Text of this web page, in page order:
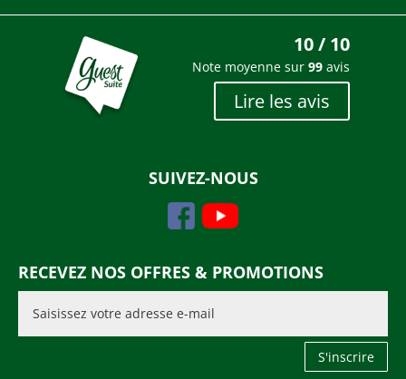
10 / 10
Note moyenne sur 99 avis
Lire les avis
SUIVEZ-NOUS
RECEVEZ NOS OFFRES & PROMOTIONS
S'inscrire